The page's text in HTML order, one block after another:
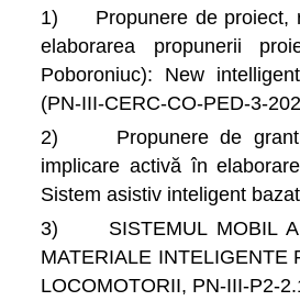
1) Propunere de proiect,
elaborarea propunerii
Poboroniuc): New
(PN-III-CERC-CO-PED-3-
2) Propunere de grant
implicare activă în
Sistem asistiv inteligent
3) SISTEMUL MOBIL
MATERIALE INTELIGENTE
LOCOMOTORII, PN-III-P2-